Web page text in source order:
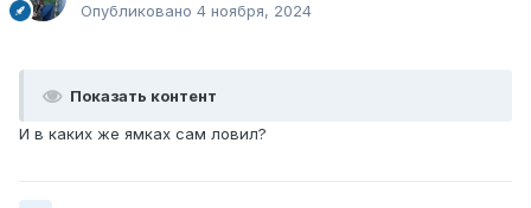
Опубликовано 4 ноября, 2024
Показать контент
И в каких же ямках сам ловил?